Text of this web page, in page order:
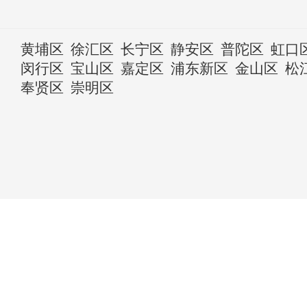
黄埔区 徐汇区 长宁区 静安区 普陀区 虹口
闵行区 宝山区 嘉定区 浦东新区 金山区 松
奉贤区 崇明区